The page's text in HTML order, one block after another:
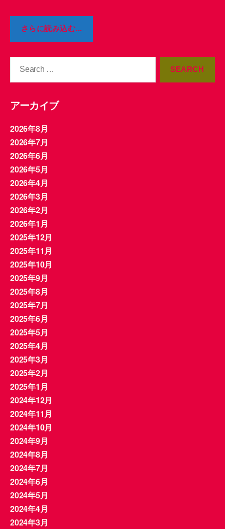
さらに読み込む...
アーカイブ
2026年8月
2026年7月
2026年6月
2026年5月
2026年4月
2026年3月
2026年2月
2026年1月
2025年12月
2025年11月
2025年10月
2025年9月
2025年8月
2025年7月
2025年6月
2025年5月
2025年4月
2025年3月
2025年2月
2025年1月
2024年12月
2024年11月
2024年10月
2024年9月
2024年8月
2024年7月
2024年6月
2024年5月
2024年4月
2024年3月